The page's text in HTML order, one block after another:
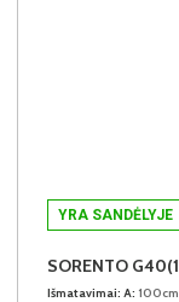
YRA SANDĖLYJE
Išmatavimai: A: 100cm